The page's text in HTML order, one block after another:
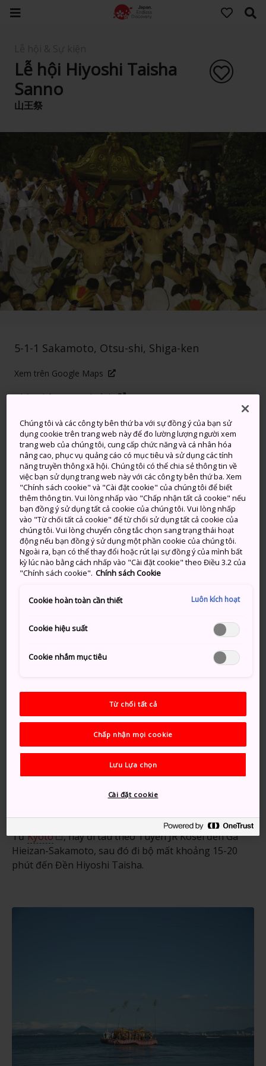
Lễ hội Hiyoshi Taisha
Sanno
山王祭
5-1-1 Sakamoto, Otsu-shi, Shiga-ken
Xem trên Google Maps
Nhận Thông tin Quá cảnh
TỪ KHÓA BẢN ĐỒ
Một lễ hội mang đậm tính thần
thánh nhằm tôn vinh hôn
nhân, sự sinh nở
Lễ hội Hiyoshi Taisha Sanno là một lễ hội kéo dài một
tháng rưỡi được tổ chức quanh đền Hiyoshi Taisha. Lễ
hội được công nhận là Di sản Văn hóa Dân gian Phi
vật thể của Thành phố Otsu.
Đừng bỏ lỡ
Biwa
Nghi lễ Thần đạo trang trọng
Phương thức di chuyển
Bạn có thể dễ dàng đến Đền Hiyoshi Taisha, nơi tổ
TừKyoto
, hãy đi tàu theo Tuyến JR Kosei đến Ga
Hieizan-Sakamoto, sau đó đi bộ mất khoảng 15-20
phút đến Đền Hiyoshi Taisha.
Chúng tôi và các công ty bên thứ ba với sự đồng ý của bạn sử
dụng cookie trên trang web này để đo lường lượng người xem
trang web của chúng tôi, cung cấp chức năng và cá nhân hóa
nâng cao, phục vụ quảng cáo có mục tiêu và sử dụng các tính
năng truyền thông xã hội. Chúng tôi có thể chia sẻ thông tin về
việc bạn sử dụng trang web này với các công ty bên thứ ba. Xem
"Chính sách cookie" và "Cài đặt cookie" của chúng tôi để biết
thêm thông tin. Vui lòng nhấp vào "Chấp nhận tất cả cookie" nếu
bạn đồng ý sử dụng tất cả cookie của chúng tôi. Vui lòng nhấp
vào "Từ chối tất cả cookie" để từ chối sử dụng tất cả cookie của
chúng tôi. Vui lòng chuyển công tắc chọn sang trạng thái hoạt
động nếu bạn đồng ý sử dụng một phần cookie của chúng tôi.
Ngoài ra, bạn có thể thay đổi hoặc rút lại sự đồng ý của mình bất
kỳ lúc nào bằng cách nhấp vào "Cài đặt cookie" theo Điều 3.2 của
"Chính sách cookie". Chính sách Cookie
Cookie hoàn toàn cần thiết Luôn kích hoạt
Cookie hiệu suất
Cookie nhắm mục tiêu
Từ chối tất cả
Chấp nhận mọi cookie
Lưu Lựa chọn
Cài đặt cookie